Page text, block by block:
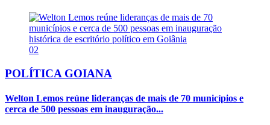
02
POLÍTICA GOIANA
Welton Lemos reúne lideranças de mais de 70 municípios e
cerca de 500 pessoas em inauguração...